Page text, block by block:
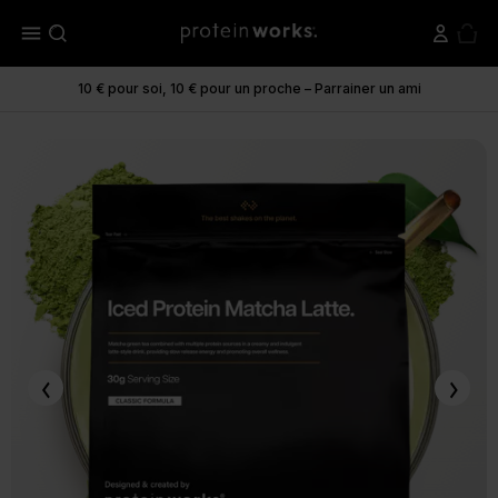
menu
10 € pour soi, 10 € pour un proche – Parrainer un ami